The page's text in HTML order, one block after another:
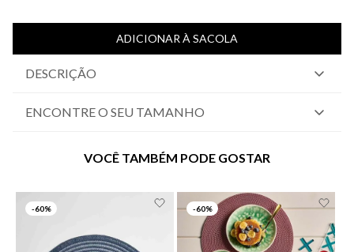
ADICIONAR À SACOLA
DESCRIÇÃO
ENCONTRE O SEU TAMANHO
VOCÊ TAMBÉM PODE GOSTAR
-60% -60%